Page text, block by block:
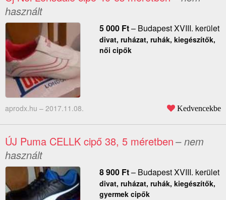
használt
5 000 Ft– Budapest XVIII. kerület
divat, ruházat, ruhák, kiegészítők,
női cipők
aprodx.hu – 2017.11.08. Kedvencekbe
ÚJ Puma CELLK cipő 38, 5 méretben– nem
használt
8 900 Ft– Budapest XVIII. kerület
divat, ruházat, ruhák, kiegészítők,
gyermek cipők